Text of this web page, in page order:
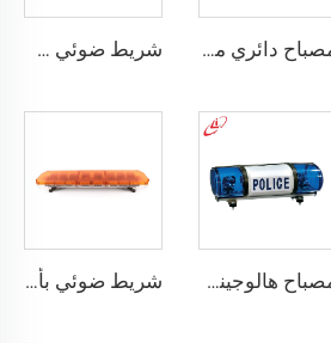
مصباح دائري من نوع LED شريط ضوئي طوارئ للشرطة 130 واط هالوجيني
مصباح هالوجيني للشرطة مع ضوء دوار صغير شريط ضوئي بأكثر من نموذج تحذيري